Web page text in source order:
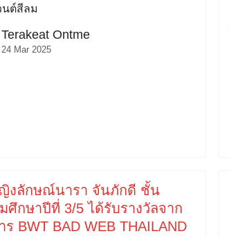
ต์สีลม
Terakeat Ontme
24 Mar 2025
งลักษณ์นารา จันภักดี ชั้น
ศึกษาปีที่ 3/5 ได้รับรางวัลจาก
ร BWT BAD WEB THAILAND